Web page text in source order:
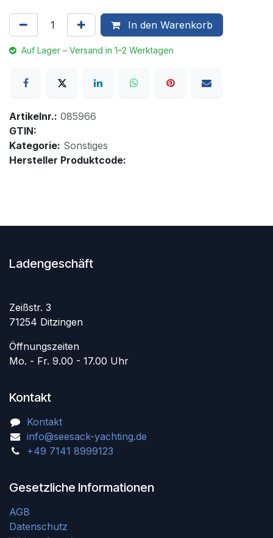
In den Warenkorb
Auf Lager – Versand in 1–2 Werktagen
Artikelnr.: 085966
GTIN:
Kategorie: Sonstiges
Hersteller Produktcode:
Ladengeschäft
Zeißstr. 3
71254 Ditzingen
Öffnungszeiten
Mo. - Fr. 9.00 - 17.00 Uhr
Kontakt
Kontakt
info@seesack-yachting.de
+49 7141 8999123
Gesetzliche Informationen
AGB
Datenschutz